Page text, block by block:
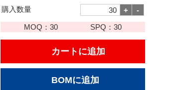
購入数量
MOQ：30 SPQ： 30